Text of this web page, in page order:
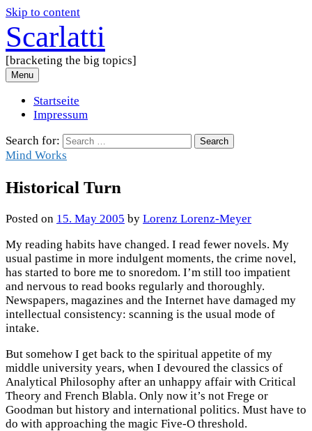
Skip to content
Scarlatti
[bracketing the big topics]
Menu
Startseite
Impressum
Search for:
Mind Works
Historical Turn
Posted on 15. May 2005 by Lorenz Lorenz-Meyer
My reading habits have changed. I read fewer novels. My
usual pastime in more indulgent moments, the crime novel,
has started to bore me to snoredom. I’m still too impatient
and nervous to read books regularly and thoroughly.
Newspapers, magazines and the Internet have damaged my
intellectual consistency: scanning is the usual mode of
intake.
But somehow I get back to the spiritual appetite of my
middle university years, when I devoured the classics of
Analytical Philosophy after an unhappy affair with Critical
Theory and French Blabla. Only now it’s not Frege or
Goodman but history and international politics. Must have to
do with approaching the magic Five-O threshold.